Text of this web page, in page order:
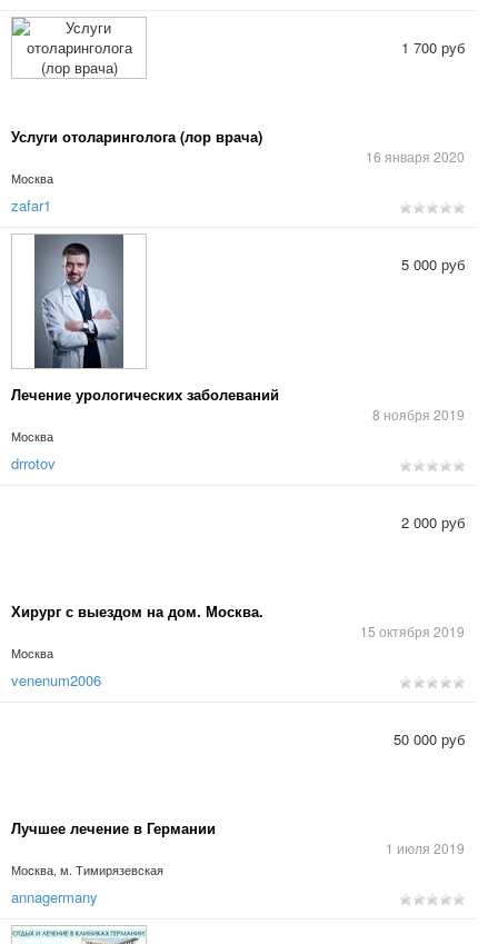
Услуги отоларинголога (лор врача)
16 января 2020
Москва
1 700 руб
zafar1
Лечение урологических заболеваний
8 ноября 2019
Москва
5 000 руб
drrotov
Хирург с выездом на дом. Москва.
15 октября 2019
Москва
2 000 руб
venenum2006
Лучшее лечение в Германии
1 июля 2019
Москва, м. Тимирязевская
50 000 руб
annagermany